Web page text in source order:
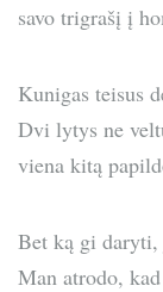
savo trigrašį į
Kunigas teisus
Dvi lytys ne
viena kitą
Bet ką gi
Man atrodo,